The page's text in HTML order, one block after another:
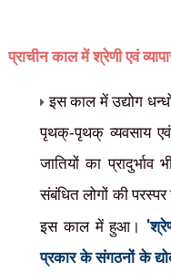
प्राचीन काल में श्रेणी एवं
इस काल में उद्योग
पृथक्-पृथक् व्यवसाय एवं
जातियों का प्रादुर्भाव
संबंधित लोगों की
इस काल में हुआ। '
प्रकार के संगठनों के